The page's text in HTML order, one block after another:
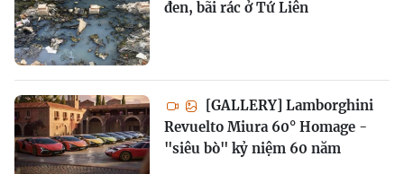
đen, bãi rác ở Tứ Liên
[GALLERY] Lamborghini
Revuelto Miura 60° Homage -
"siêu bò" kỷ niệm 60 năm